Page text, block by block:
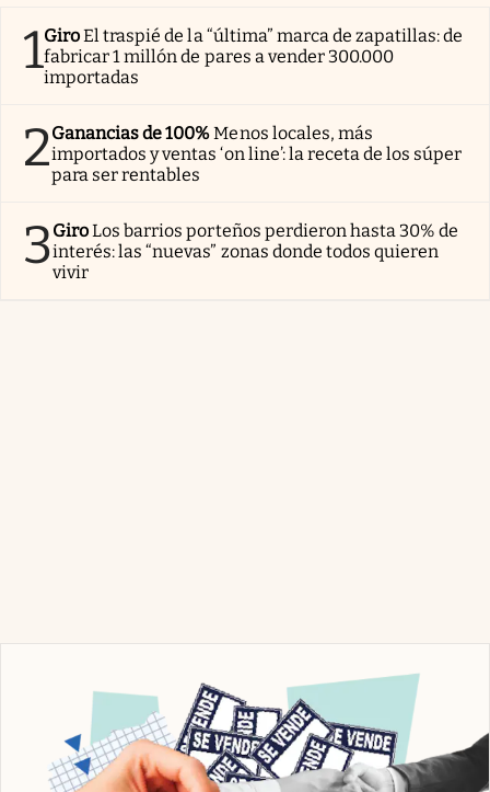
1GiroEl traspié de la “última” marca de zapatillas: de
fabricar 1 millón de pares a vender 300.000
importadas
2Ganancias de 100%Menos locales, más
importados y ventas ‘on line’: la receta de los súper
para ser rentables
3GiroLos barrios porteños perdieron hasta 30% de
interés: las “nuevas” zonas donde todos quieren
vivir